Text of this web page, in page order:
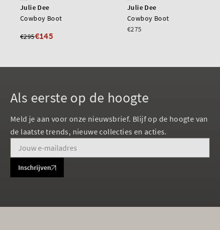
Julie Dee
Cowboy Boot
€295€145
Julie Dee
Cowboy Boot
€275
Als eerste op de hoogte
Meld je aan voor onze nieuwsbrief. Blijf op de hoogte van
de laatste trends, nieuwe collecties en acties.
Inschrijven